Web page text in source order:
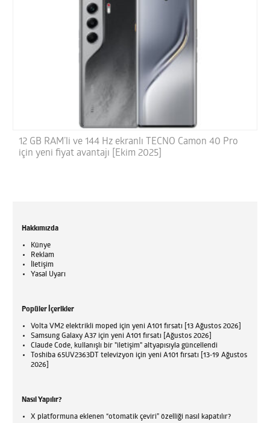
12 GB RAM’li ve 144 Hz ekranlı TECNO Camon 40 Pro
için yeni fiyat avantajı [Ekim 2025]
Hakkımızda
Künye
Reklam
İletişim
Yasal Uyarı
Popüler İçerikler
Volta VM2 elektrikli moped için yeni A101 fırsatı [13 Ağustos 2026]
Samsung Galaxy A37 için yeni A101 fırsatı [Ağustos 2026]
Claude Code, kullanışlı bir "iletişim" altyapısıyla güncellendi
Toshiba 65UV2363DT televizyon için yeni A101 fırsatı [13-19 Ağustos
2026]
Nasıl Yapılır?
X platformuna eklenen “otomatik çeviri” özelliği nasıl kapatılır?